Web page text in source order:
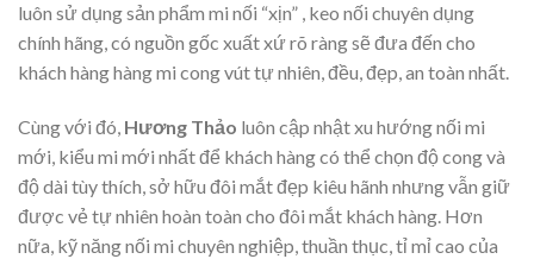
luôn sử dụng sản phẩm mi nối “xịn” , keo nối chuyên dụng
chính hãng, có nguồn gốc xuất xứ rõ ràng sẽ đưa đến cho
khách hàng hàng mi cong vút tự nhiên, đều, đẹp, an toàn nhất.
Cùng với đó, Hương Thảo luôn cập nhật xu hướng nối mi
mới, kiểu mi mới nhất để khách hàng có thể chọn độ cong và
độ dài tùy thích, sở hữu đôi mắt đẹp kiêu hãnh nhưng vẫn giữ
được vẻ tự nhiên hoàn toàn cho đôi mắt khách hàng. Hơn
nữa, kỹ năng nối mi chuyên nghiệp, thuần thục, tỉ mỉ cao của